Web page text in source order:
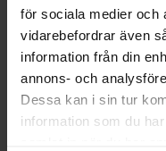
för sociala medier och
vidarebefordrar även
information från din
annons- och
Dessa kan i sin tur
information som du
Kickkonsol K22
Hvid, elfa 412210
33 DKK